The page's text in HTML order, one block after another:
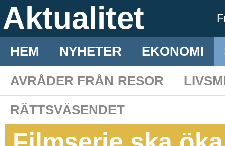
Aktualitet
HEM NYHETER EKONOMI
AVRÅDER FRÅN RESOR
RÄTTSVÄSENDET